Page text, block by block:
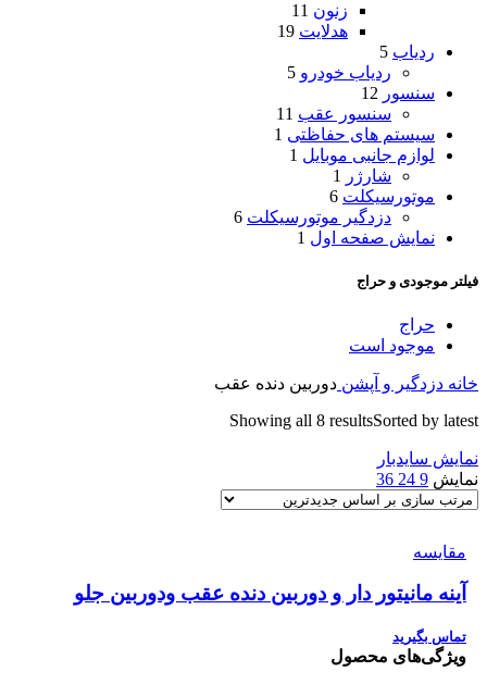
زنون 11
هدلایت 19
ردیاب 5
ردیاب خودرو 5
سنسور 12
سنسور عقب 11
سیستم های حفاظتی 1
لوازم جانبی موبایل 1
شارژر
1
موتورسیکلت 6
دزدگیر موتورسیکلت 6
نمایش صفحه اول 1
فیلتر موجودی و حراج
حراج
موجود است
خانه دزدگیر و آپشن دوربین دنده عقب
Showing all 8 resultsSorted by latest
نمایش سایدبار
نمایش 9
24
36
مقایسه
آینه مانیتور دار و دوربین دنده عقب ودوربین جلو
تماس بگیرید
ویژگی‌های محصول